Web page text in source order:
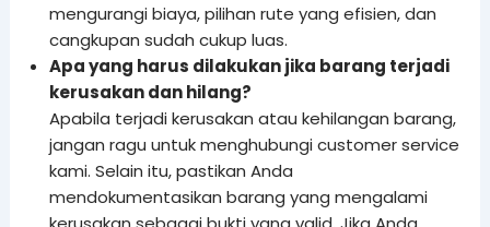
mengurangi biaya, pilihan rute yang efisien, dan
cangkupan sudah cukup luas.
Apa yang harus dilakukan jika barang terjadi
kerusakan dan hilang?
Apabila terjadi kerusakan atau kehilangan barang,
jangan ragu untuk menghubungi customer service
kami. Selain itu, pastikan Anda
mendokumentasikan barang yang mengalami